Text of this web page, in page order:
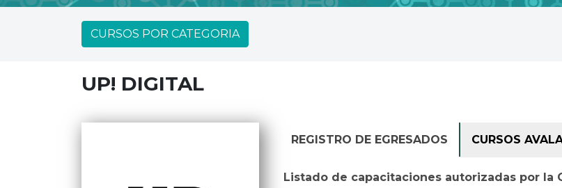
CURSOS POR CATEGORIA
UP! DIGITAL
REGISTRO DE EGRESADOS CURSOS
Listado de capacitaciones autorizadas por la